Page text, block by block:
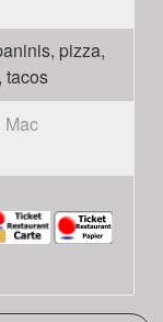
pizza,
tacos
Mac